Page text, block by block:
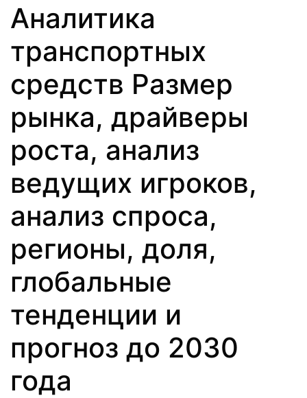
Аналитика
транспортных
средств Размер
рынка, драйверы
роста, анализ
ведущих игроков,
анализ спроса,
регионы, доля,
глобальные
тенденции и
прогноз до 2030
года